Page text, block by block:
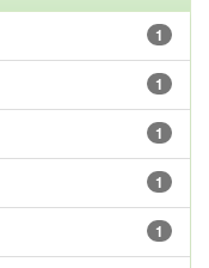
1
1
1
1
1